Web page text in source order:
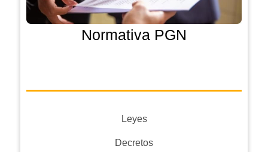
Normativa PGN
Leyes
Decretos